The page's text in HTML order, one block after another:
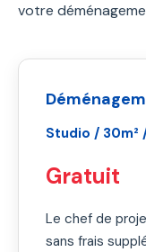
votre
Studio / 30m²
Gratuit
Le chef de
sans frais